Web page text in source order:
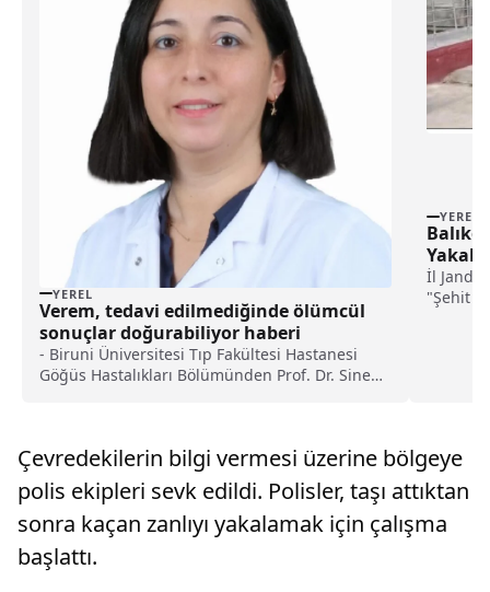
YEREL
Verem, tedavi edilmediğinde ölümcül
sonuçlar doğurabiliyor haberi
- Biruni Üniversitesi Tıp Fakültesi Hastanesi
Göğüs Hastalıkları Bölümünden Prof. Dr. Sinem
açısından büyük önem taşıyor"
YEREL
İl
"Şehit J.
Çevredekilerin bilgi vermesi üzerine bölgeye
polis ekipleri sevk edildi. Polisler, taşı attıktan
sonra kaçan zanlıyı yakalamak için çalışma
başlattı.